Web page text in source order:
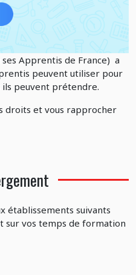
ses Apprentis de France) a
peuvent utiliser pour
ils peuvent prétendre.
droits et vous rapprocher
établissements suivants
sur vos temps de formation